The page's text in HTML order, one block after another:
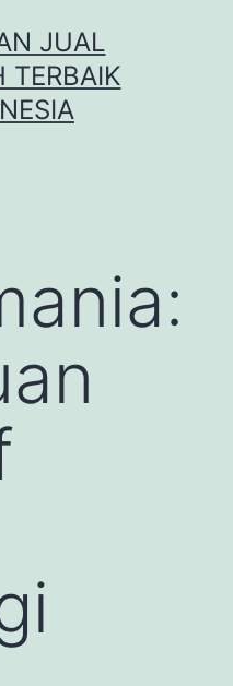
JUAL
TERBAIK